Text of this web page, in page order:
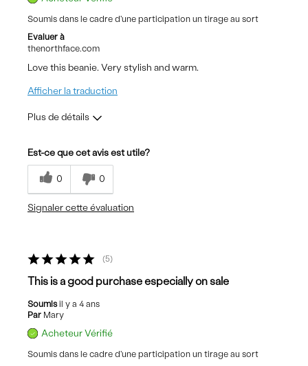
Soumis dans le cadre d'une participation un tirage au sort
Evaluer à
thenorthface.com
Love this beanie. Very stylish and warm.
Afficher la traduction
Plus de détails
Casual Wear
Sizing
Est-ce que cet avis est utile?
0 0
Signaler cette évaluation
5
This is a good purchase especially on sale
Soumisil y a 4 ans
Par Mary
Acheteur Vérifié
Soumis dans le cadre d'une participation un tirage au sort